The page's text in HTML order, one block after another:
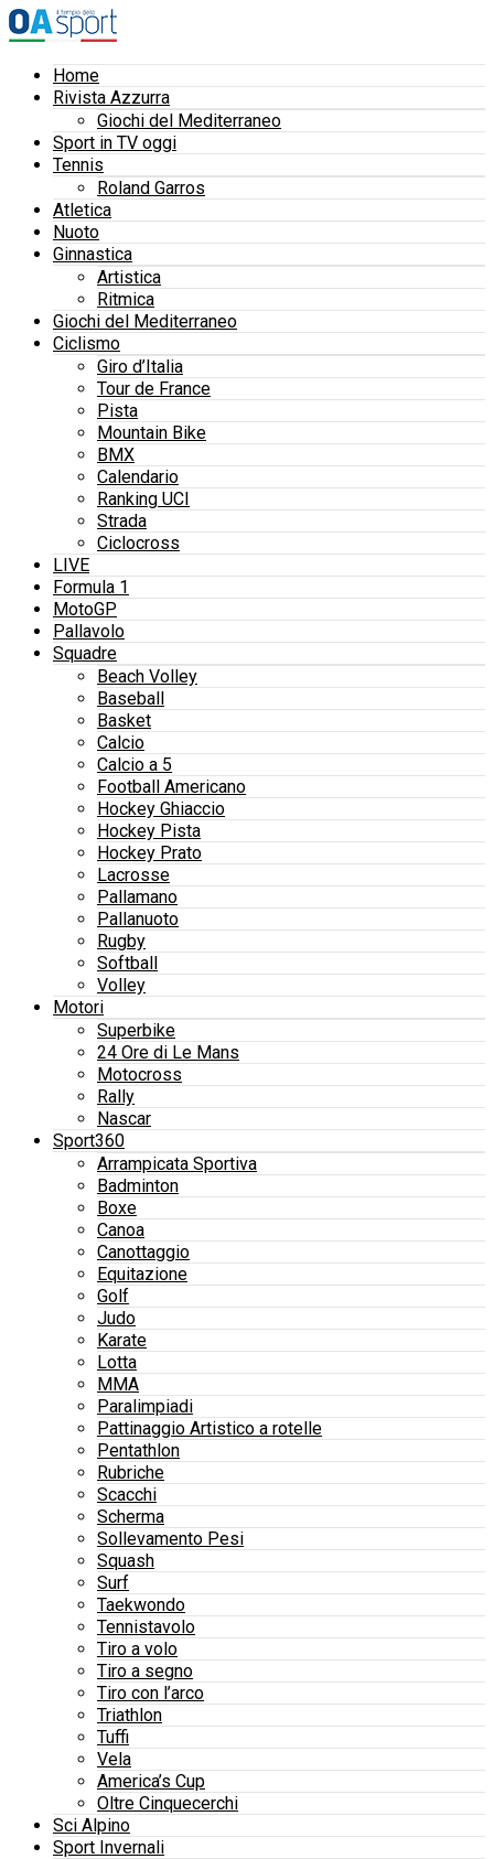
Home
Rivista Azzurra
Giochi del Mediterraneo
Sport in TV oggi
Tennis
Roland Garros
Atletica
Nuoto
Ginnastica
Artistica
Ritmica
Giochi del Mediterraneo
Ciclismo
Giro d’Italia
Tour de France
Pista
Mountain Bike
BMX
Calendario
Ranking UCI
Strada
Ciclocross
LIVE
Formula 1
MotoGP
Pallavolo
Squadre
Beach Volley
Baseball
Basket
Calcio
Calcio a 5
Football Americano
Hockey Ghiaccio
Hockey Pista
Hockey Prato
Lacrosse
Pallamano
Pallanuoto
Rugby
Softball
Volley
Motori
Superbike
24 Ore di Le Mans
Motocross
Rally
Nascar
Sport360
Arrampicata Sportiva
Badminton
Boxe
Canoa
Canottaggio
Equitazione
Golf
Judo
Karate
Lotta
MMA
Paralimpiadi
Pattinaggio Artistico a rotelle
Pentathlon
Rubriche
Scacchi
Scherma
Sollevamento Pesi
Squash
Surf
Taekwondo
Tennistavolo
Tiro a volo
Tiro a segno
Tiro con l’arco
Triathlon
Tuffi
Vela
America’s Cup
Oltre Cinquecerchi
Sci Alpino
Sport Invernali